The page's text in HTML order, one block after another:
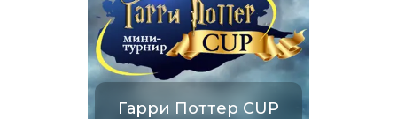
Гарри Поттер CUP